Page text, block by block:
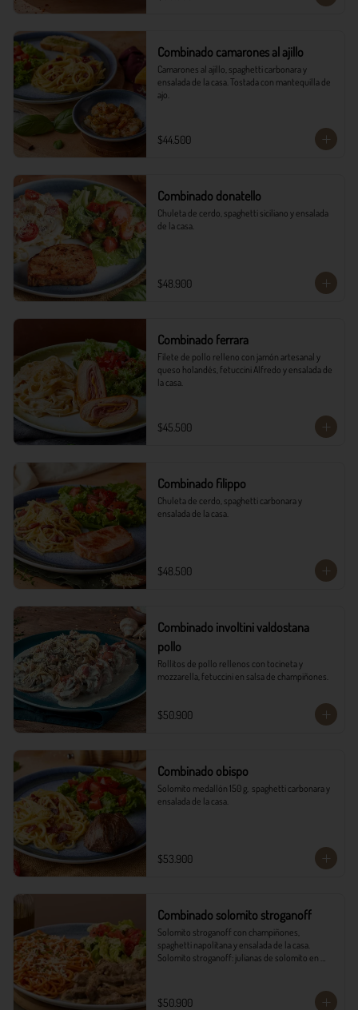
Combinado camarones al ajillo
Camarones al ajillo, spaghetti carbonara y
ensalada de la casa. Tostada con mantequilla de
ajo.
$44.500
Combinado donatello
Chuleta de cerdo, spaghetti siciliano y ensalada
de la casa.
$48.900
Combinado ferrara
Filete de pollo relleno con jamón artesanal y
queso holandés, fetuccini Alfredo y ensalada de
la casa.
$45.500
Combinado filippo
Chuleta de cerdo, spaghetti carbonara y
ensalada de la casa.
$48.500
Combinado involtini valdostana
pollo
Rollitos de pollo rellenos con tocineta y
mozzarella, fetuccini en salsa de champiñones.
$50.900
Combinado obispo
Solomito medallón 150 g,  spaghetti carbonara y
ensalada de la casa.
$53.900
Combinado solomito stroganoff
Solomito stroganoff con champiñones,
spaghetti napolitana y ensalada de la casa.
Solomito stroganoff: julianas de solomito en
$50.900